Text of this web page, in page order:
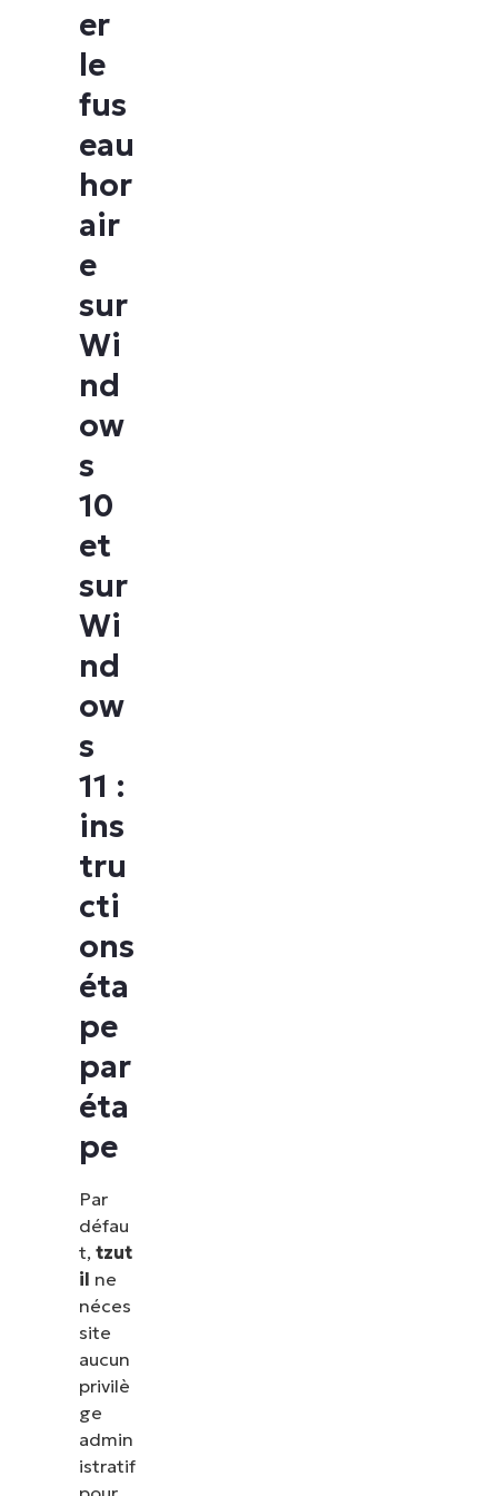
er
le
fus
eau
hor
air
e
sur
Wi
nd
ow
s
10
et
sur
Wi
nd
ow
s
11 :
ins
tru
cti
ons
éta
pe
par
éta
pe
Par
défau
t,tzut
il ne
néces
site
aucun
privilè
ge
admin
istratif